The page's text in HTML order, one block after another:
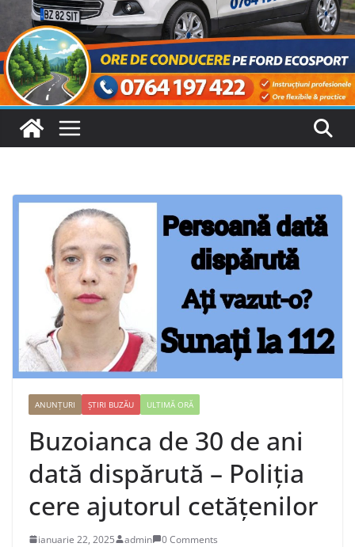
ANUNȚURI ȘTIRI BUZĂU ULTIMĂ ORĂ
Buzoianca de 30 de ani
dată dispărută – Poliția
cere ajutorul cetățenilor
ianuarie 22, 2025 admin 0 Comments